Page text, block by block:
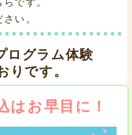
い。
ログラム体験
です。
はお早目に！